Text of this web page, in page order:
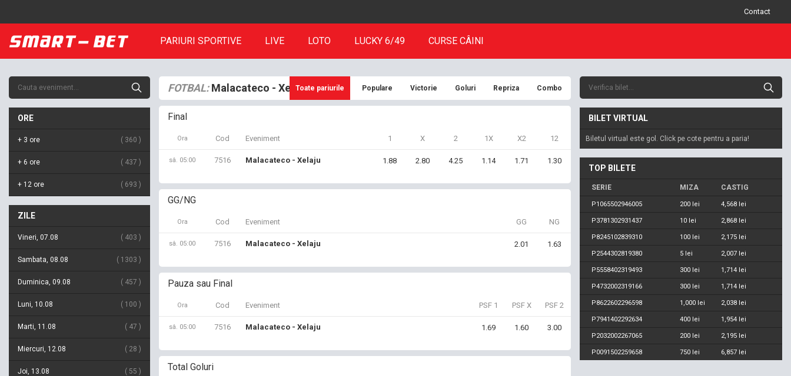
Contact
PARIURI SPORTIVE LIVE LOTO LUCKY 6/49 CURSE CÂINI
ORE
+ 3 ore 360
+ 6 ore 437
+ 12 ore 693
ZILE
Vineri, 07.08 403
Sambata, 08.08 1303
Duminica, 09.08 457
Luni, 10.08 100
Marti, 11.08 47
Miercuri, 12.08 28
Joi, 13.08 55
FOTBAL:Malacateco - XelajuToate pariurile Populare Victorie Goluri Repriza Combo
Final
Ora Cod Eveniment 1 X 2 1X X2 12
sâ. 05:00 7516 Malacateco - Xelaju 1.88 2.80 4.25 1.14 1.71 1.30
GG/NG
Ora Cod Eveniment GG NG
sâ. 05:00 7516 Malacateco - Xelaju 2.01 1.63
Pauza sau Final
Ora Cod Eveniment PSF 1 PSF X PSF 2
sâ. 05:00 7516 Malacateco - Xelaju 1.69 1.60 3.00
Total Goluri
BILET VIRTUAL
Biletul virtual este gol. Click pe cote pentru a paria!
TOP BILETE
SERIE MIZA CASTIG
P1065502946005 200 lei 4,568 lei
P3781302931437 10 lei 2,868 lei
P8245102839310 100 lei 2,175 lei
P2544302819380 5 lei 2,007 lei
P5558402319493 300 lei 1,714 lei
P4732002319166 300 lei 1,714 lei
P8622602296598 1,000 lei 2,038 lei
P7941402292634 400 lei 1,954 lei
P2032002267065 200 lei 2,195 lei
P0091502259658 750 lei 6,857 lei